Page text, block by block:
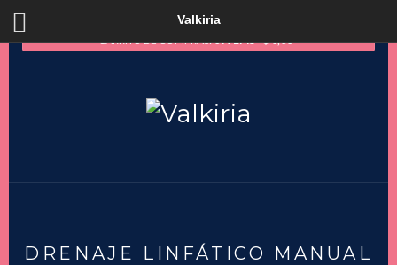
Valkiria
CARRITO DE COMPRAS:0 ITEMS $0,00
DRENAJE LINFÁTICO MANUAL